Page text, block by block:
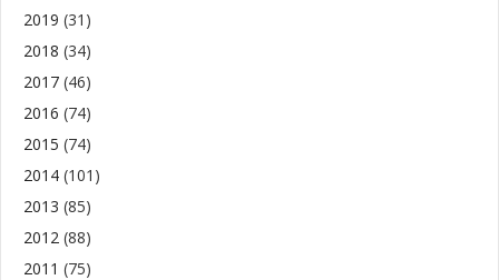
2019 (31)
2018 (34)
2017 (46)
2016 (74)
2015 (74)
2014 (101)
2013 (85)
2012 (88)
2011 (75)